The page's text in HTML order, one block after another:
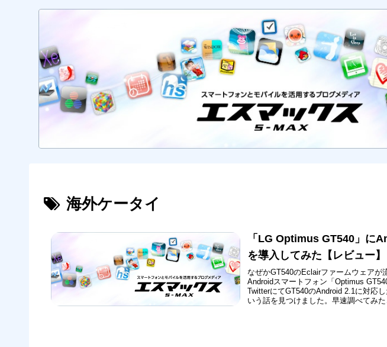
海外ケータイ
「LG Optimus GT540」に
を導入してみた【レビュー】
なぜかGT540のEclairファームウェアが
Androidスマートフォン「Optimus
TwitterにてGT540のAndroid 2.1に対応
いう話を見つけました。早速調べてみ
で、さっそく導入してみました。今回